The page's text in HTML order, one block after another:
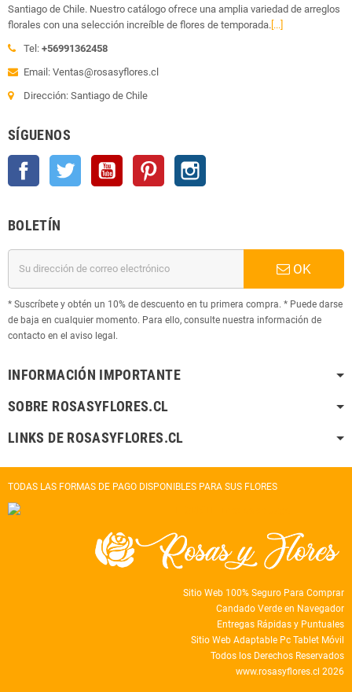
Santiago de Chile. Nuestro catálogo ofrece una amplia variedad de arreglos
florales con una selección increíble de flores de temporada. [...]
Tel: +56991362458
Email: Ventas@rosasyflores.cl
Dirección: Santiago de Chile
SÍGUENOS
Facebook Twitter YouTube Pinterest
BOLETÍN
OK
* Suscríbete y obtén un 10% de descuento en tu primera compra. * Puede darse
de baja en cualquier momento. Para ello, consulte nuestra información de
contacto en el aviso legal.
INFORMACIÓN IMPORTANTE
SOBRE ROSASYFLORES.CL
LINKS DE ROSASYFLORES.CL
TODAS LAS FORMAS DE PAGO DISPONIBLES PARA SUS FLORES
Sitio Web 100% Seguro Para Comprar
Candado Verde en Navegador
Entregas Rápidas y Puntuales
Sitio Web Adaptable Pc Tablet Móvil
Todos los Derechos Reservados
www.rosasyflores.cl 2026